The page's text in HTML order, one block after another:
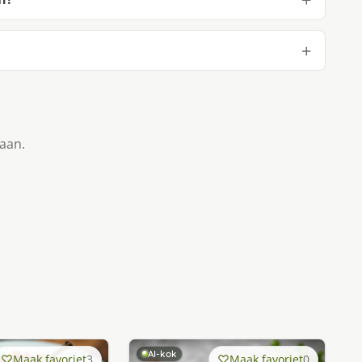
Maak favoriet3 AI-kok Maak favoriet0